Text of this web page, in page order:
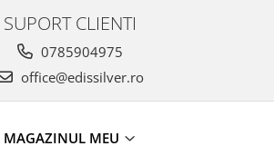
SUPORT CLIENTI
0785904975
office@edissilver.ro
MAGAZINUL MEU